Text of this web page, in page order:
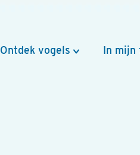
Ontdek vogels In mijn